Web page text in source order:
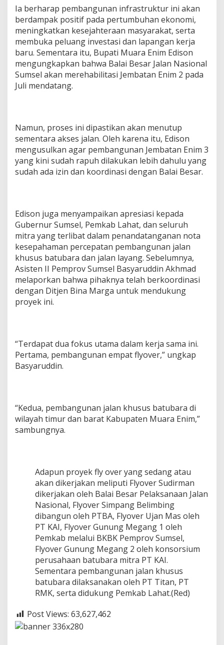
Ia berharap pembangunan infrastruktur ini akan
berdampak positif pada pertumbuhan ekonomi,
meningkatkan kesejahteraan masyarakat, serta
membuka peluang investasi dan lapangan kerja
baru. Sementara itu, Bupati Muara Enim Edison
mengungkapkan bahwa Balai Besar Jalan Nasional
Sumsel akan merehabilitasi Jembatan Enim 2 pada
Juli mendatang.
Namun, proses ini dipastikan akan menutup
sementara akses jalan. Oleh karena itu, Edison
mengusulkan agar pembangunan Jembatan Enim 3
yang kini sudah rapuh dilakukan lebih dahulu yang
sudah ada izin dan koordinasi dengan Balai Besar.
Edison juga menyampaikan apresiasi kepada
Gubernur Sumsel, Pemkab Lahat, dan seluruh
mitra yang terlibat dalam penandatanganan nota
kesepahaman percepatan pembangunan jalan
khusus batubara dan jalan layang. Sebelumnya,
Asisten II Pemprov Sumsel Basyaruddin Akhmad
melaporkan bahwa pihaknya telah berkoordinasi
dengan Ditjen Bina Marga untuk mendukung
proyek ini.
“Terdapat dua fokus utama dalam kerja sama ini.
Pertama, pembangunan empat flyover,” ungkap
Basyaruddin.
“Kedua, pembangunan jalan khusus batubara di
wilayah timur dan barat Kabupaten Muara Enim,”
sambungnya.
Adapun proyek fly over yang sedang atau
akan dikerjakan meliputi Flyover Sudirman
dikerjakan oleh Balai Besar Pelaksanaan Jalan
Nasional, Flyover Simpang Belimbing
dibangun oleh PTBA, Flyover Ujan Mas oleh
PT KAI, Flyover Gunung Megang 1 oleh
Pemkab melalui BKBK Pemprov Sumsel,
Flyover Gunung Megang 2 oleh konsorsium
perusahaan batubara mitra PT KAI.
Sementara pembangunan jalan khusus
batubara dilaksanakan oleh PT Titan, PT
RMK, serta didukung Pemkab Lahat.(Red)
Post Views: 63,627,462